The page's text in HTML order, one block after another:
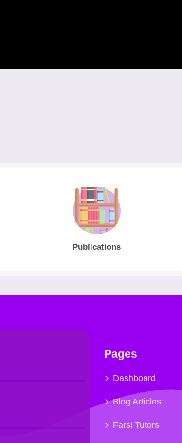
Publications
Pages
Dashboard
Blog Articles
Farsi Tutors